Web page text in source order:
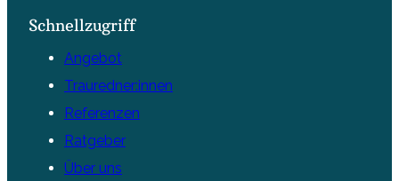
Schnellzugriff
Angebot
Trauredner:innen
Referenzen
Ratgeber
Über uns